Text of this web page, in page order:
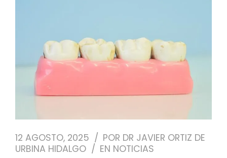
CASOS REALES
SEGUROS DENTALES
12 AGOSTO, 2025 POR DR JAVIER ORTIZ DE
URBINA HIDALGO
EN NOTICIAS